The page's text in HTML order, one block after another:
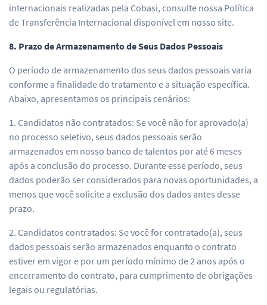
internacionais realizadas pela Cobasi, consulte nossa Política
de Transferência Internacional disponível em nosso site.
8. Prazo de Armazenamento de Seus Dados Pessoais
O período de armazenamento dos seus dados pessoais varia
conforme a finalidade do tratamento e a situação específica.
Abaixo, apresentamos os principais cenários:
1. Candidatos não contratados: Se você não for aprovado(a)
no processo seletivo, seus dados pessoais serão
armazenados em nosso banco de talentos por até 6 meses
após a conclusão do processo. Durante esse período, seus
dados poderão ser considerados para novas oportunidades, a
menos que você solicite a exclusão dos dados antes desse
prazo.
2. Candidatos contratados: Se você for contratado(a), seus
dados pessoais serão armazenados enquanto o contrato
estiver em vigor e por um período mínimo de 2 anos após o
encerramento do contrato, para cumprimento de obrigações
legais ou regulatórias.